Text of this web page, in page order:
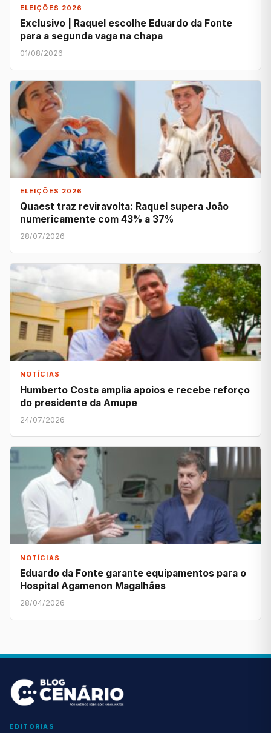
ELEIÇÕES 2026
Exclusivo | Raquel escolhe Eduardo da Fonte
para a segunda vaga na chapa
01/08/2026
ELEIÇÕES 2026
Quaest traz reviravolta: Raquel supera João
numericamente com 43% a 37%
28/07/2026
NOTÍCIAS
Humberto Costa amplia apoios e recebe reforço
do presidente da Amupe
24/07/2026
NOTÍCIAS
Eduardo da Fonte garante equipamentos para o
Hospital Agamenon Magalhães
28/04/2026
EDITORIAS